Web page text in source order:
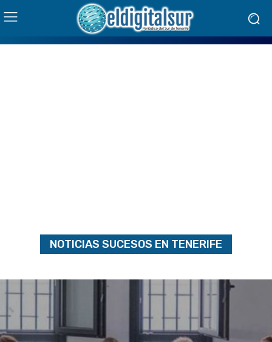
NOTICIAS SUCESOS EN TENERIFE